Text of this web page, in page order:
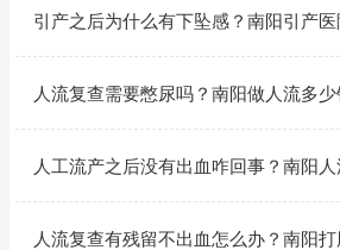
引产之后为什么有下坠感？南阳引产医
人流复查需要憋尿吗？南阳做人流多少
人工流产之后没有出血咋回事？南阳
人流复查有残留不出血怎么办？南阳